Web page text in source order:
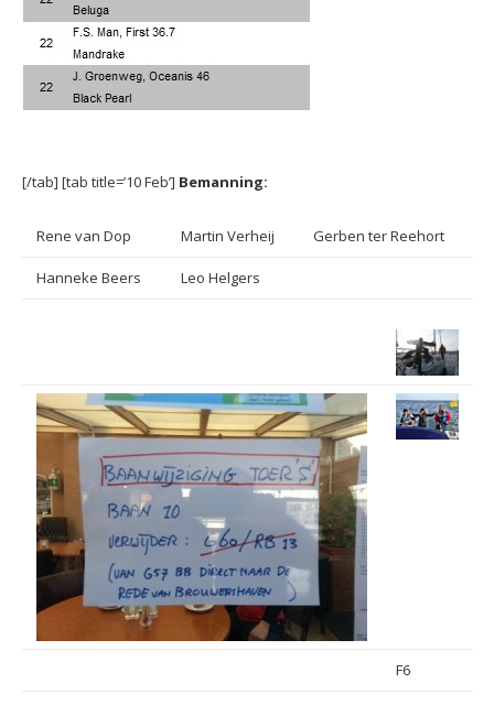
[/tab] [tab title=’10 Feb’] Bemanning:
Rene van Dop Martin Verheij Gerben ter Reehort
Hanneke Beers Leo Helgers
F6